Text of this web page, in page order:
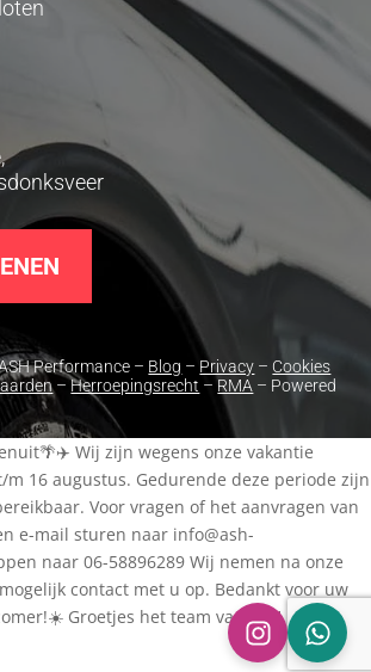
Performance – Blog – Privacy – Cookies
–Herroepingsrecht –RMA – Powered
Wij zijn wegens onze vakantie
16 augustus. Gedurende deze periode zijn
Voor vragen of het aanvragen van
e-mail sturen naar info@ash-
naar 06-58896289 Wij nemen na onze
contact met u op. Bedankt voor uw
Groetjes het team van ASH